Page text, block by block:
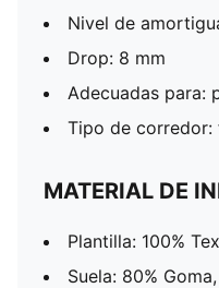
Nivel de
Drop: 8 mm
Adecuadas para:
Tipo de corredor:
MATERIAL DE
Plantilla: 100%
Suela: 80%